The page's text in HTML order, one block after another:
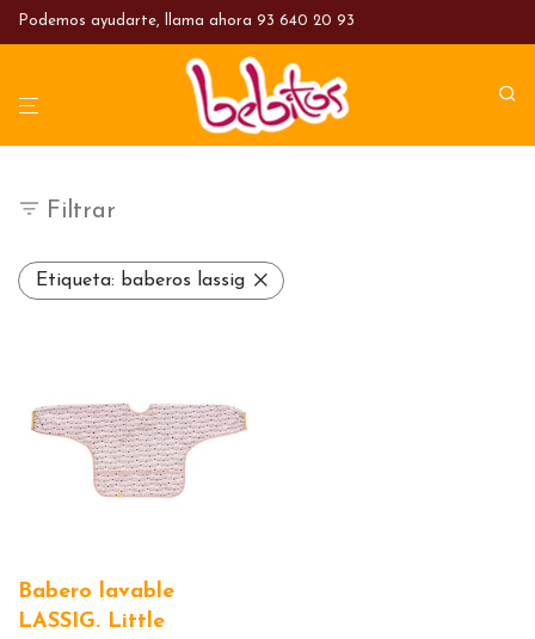
Podemos ayudarte, llama ahora 93 640 20 93
Filtrar
Etiqueta: baberos lassig
Babero lavable
LASSIG. Little